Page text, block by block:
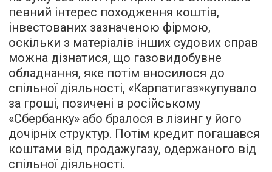
певний інтерес походження коштів,
інвестованих зазначеною фірмою,
оскільки з матеріалів інших судових справ
можна дізнатися, що газовидобувне
обладнання, яке потім вносилося до
спільної діяльності, «Карпатигаз»купувало
за гроші, позичені в російському
«Сбербанку» або бралося в лізинг у його
дочірніх структур. Потім кредит погашався
коштами від продажугазу, одержаного від
спільної діяльності.